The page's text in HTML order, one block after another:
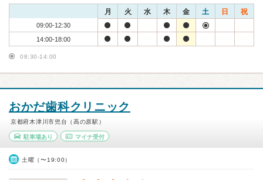
月 火 水 木 金 土 日 祝
09:00-12:30
14:00-18:00
08:30-14:00
おかだ歯科クリニック
京都府木津川市兜台（高の原駅）
駐車場あり マイナ受付
土曜（〜19:00）